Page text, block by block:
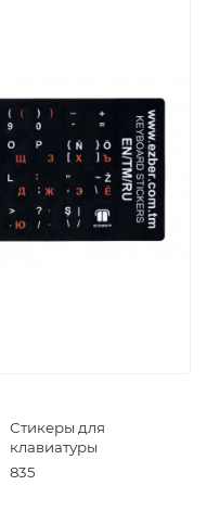
Стикеры для
клавиатуры
835